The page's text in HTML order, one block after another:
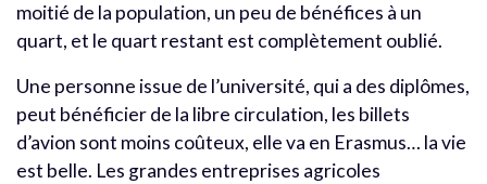
moitié de la population, un peu de bénéfices à un
quart, et le quart restant est complètement oublié.
Une personne issue de l’université, qui a des diplômes,
peut bénéficier de la libre circulation, les billets
d’avion sont moins coûteux, elle va en Erasmus… la vie
est belle. Les grandes entreprises agricoles